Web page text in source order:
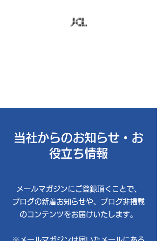
当社からのお知らせ・お
役立ち情報
​メールマガジンにご登録頂くことで、
ブログの新着お知らせや、ブログ非掲載
のコンテンツをお届けいたします。